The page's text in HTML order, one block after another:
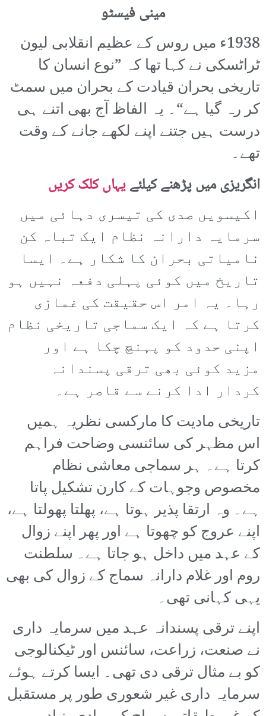
مینی فیسٹو
1938ء میں روس کے عظیم انقلابی لیون
ٹراٹسکی نے کہا تھا کہ ”نوع انسان کا
تاریخی بحران قیادت کے بحران میں سمٹ
کر رہ گیا ہے“۔ یہ الفاظ آج بھی اتنے ہی
درست ہیں جتنے اپنے لکھے جانے کے وقت
تھے۔
انگریزی میں پڑھنے کیلئےیہاں کلک کریں
اکیسویں صدی کی تیسری دہائی میں
سرمایہ دارانہ نظام ایک تباہ کن
نامیاتی بحران کا شکار ہے۔ ایسا
تاریخ میں کوئی پہلی دفعہ نہیں ہو
رہا۔ یہ امر اس حقیقت کی غمازی
کرتا ہے کہ ایک سماجی تاریخی نظام
اپنی حدود کو پہنچ چکا ہے اور
مزید کوئی بھی ترقی پسندانہ
کردار ادا کرنے سے قاصر ہے۔
تاریخی مادیت کا مارکسی نظریہ ہمیں
اس مظہر کی سائنسی وضاحت فراہم
کرتا ہے۔ ہر سماجی معاشی نظام
مخصوص وجوہات کے کارن تشکیل پاتا
ہے۔ وہ ارتقا پذیر ہوتا ہے، پھلتا پھولتا ہے،
اپنے عروج کو چھوتا ہے اور پھر اپنے زوال
کے عہد میں داخل ہو جاتا ہے۔ سلطنت
روم اور غلام دارانہ سماج کے زوال کی بھی
یہی کہانی تھی۔
اپنے ترقی پسندانہ عہد میں سرمایہ داری
نے صنعت، زراعت، سائنس اور ٹیکنالوجی
کو بے مثال ترقی دی تھی۔ ایسا کرتے ہوئے
سرمایہ داری غیر شعوری طور پر مستقبل